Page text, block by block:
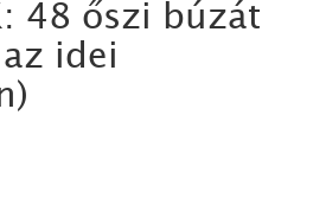
48 őszi búzát
idei